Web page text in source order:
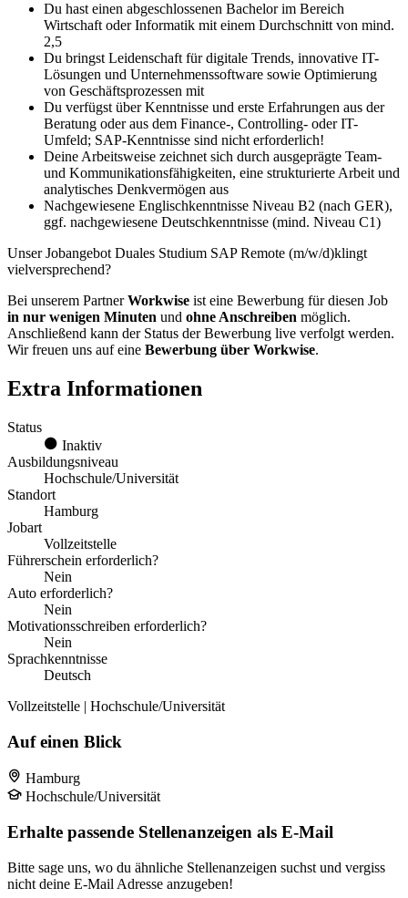
Du hast einen abgeschlossenen Bachelor im Bereich
Wirtschaft oder Informatik mit einem Durchschnitt von mind.
2,5
Du bringst Leidenschaft für digitale Trends, innovative IT-
Lösungen und Unternehmenssoftware sowie Optimierung
von Geschäftsprozessen mit
Du verfügst über Kenntnisse und erste Erfahrungen aus der
Beratung oder aus dem Finance-, Controlling- oder IT-
Umfeld; SAP-Kenntnisse sind nicht erforderlich!
Deine Arbeitsweise zeichnet sich durch ausgeprägte Team-
und Kommunikationsfähigkeiten, eine strukturierte Arbeit und
analytisches Denkvermögen aus
Nachgewiesene Englischkenntnisse Niveau B2 (nach GER),
ggf. nachgewiesene Deutschkenntnisse (mind. Niveau C1)
Unser Jobangebot Duales Studium SAP Remote (m/w/d)klingt
vielversprechend?
Bei unserem PartnerWorkwise ist eine Bewerbung für diesen Job
in nur wenigen Minuten und ohne Anschreiben möglich.
Anschließend kann der Status der Bewerbung live verfolgt werden.
Wir freuen uns auf eine Bewerbung über Workwise.
Extra Informationen
Status
Inaktiv
Ausbildungsniveau
Hochschule/Universität
Standort
Hamburg
Jobart
Vollzeitstelle
Führerschein erforderlich?
Nein
Auto erforderlich?
Nein
Motivationsschreiben erforderlich?
Nein
Sprachkenntnisse
Deutsch
Vollzeitstelle | Hochschule/Universität
Auf einen Blick
Hamburg
Hochschule/Universität
Erhalte passende Stellenanzeigen als E-Mail
Bitte sage uns, wo du ähnliche Stellenanzeigen suchst und vergiss
nicht deine E-Mail Adresse anzugeben!